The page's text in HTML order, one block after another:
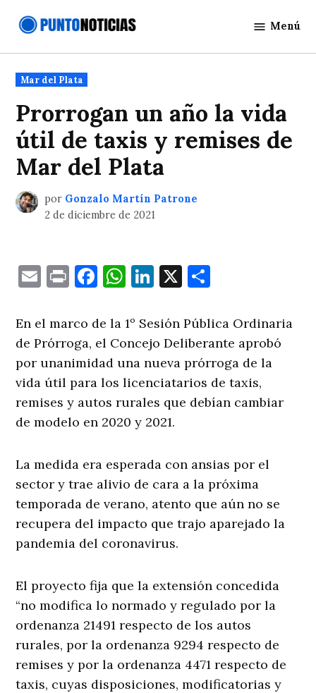
Noticias
Menú
Publicado
en
Mar del Plata
Prorrogan un año la vida
útil de taxis y remises de
Mar del Plata
por Gonzalo Martín Patrone
2 de diciembre de 2021
EmailPrintFacebook
WhatsApp
LinkedIn
X
En el marco de la 1º Sesión Pública Ordinaria
de Prórroga, el Concejo Deliberante aprobó
por unanimidad una nueva prórroga de la
vida útil para los licenciatarios de taxis,
remises y autos rurales que debían cambiar
de modelo en 2020 y 2021.
La medida era esperada con ansias por el
sector y trae alivio de cara a la próxima
temporada de verano, atento que aún no se
recupera del impacto que trajo aparejado la
pandemia del coronavirus.
El proyecto fija que la extensión concedida
“no modifica lo normado y regulado por la
ordenanza 21491 respecto de los autos
rurales, por la ordenanza 9294 respecto de
remises y por la ordenanza 4471 respecto de
taxis, cuyas disposiciones, modificatorias y